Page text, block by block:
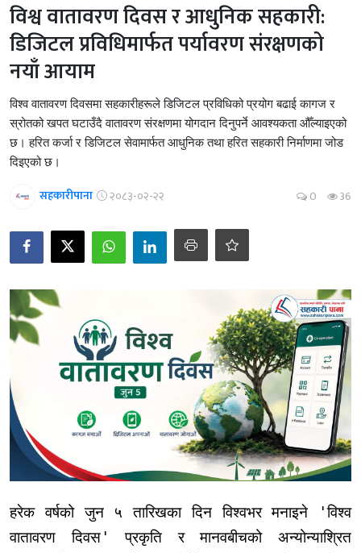
विश्व वातावरण दिवस र आधुनिक सहकारी:
डिजिटल प्रविधिमार्फत पर्यावरण संरक्षणको
नयाँ आयाम
विश्व वातावरण दिवसमा सहकारीहरूले डिजिटल प्रविधिको प्रयोग बढाई कागज र
स्रोतको खपत घटाउँदै वातावरण संरक्षणमा योगदान दिनुपर्ने आवश्यकता औँल्याइएको
छ। हरित कर्जा र डिजिटल सेवामार्फत आधुनिक तथा हरित सहकारी निर्माणमा जोड
दिइएको छ।
सहकारीपाना २०८३-०२-२२ 0 36
हरेक वर्षको जुन ५ तारिखका दिन विश्वभर मनाइने 'विश्व
वातावरण दिवस' प्रकृति र मानवबीचको अन्योन्याश्रित